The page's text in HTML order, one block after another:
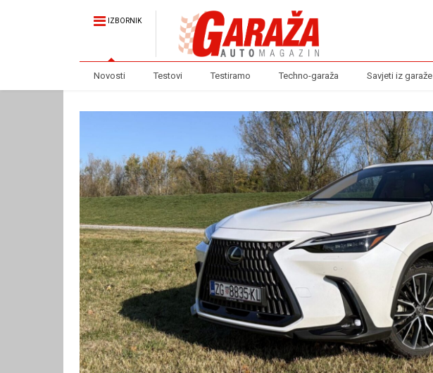
IZBORNIK
Novosti Testovi Testiramo Techno-garaža Savjeti iz garaže